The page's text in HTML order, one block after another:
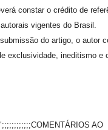
constar o crédito de
vigentes do Brasil.
do artigo, o autor
exclusividade, ineditismo e
AO